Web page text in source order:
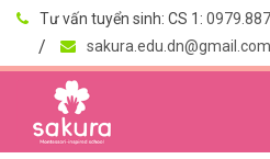
Tư vấn tuyển sinh: CS 1:
sakura.edu.dn@gmail.com